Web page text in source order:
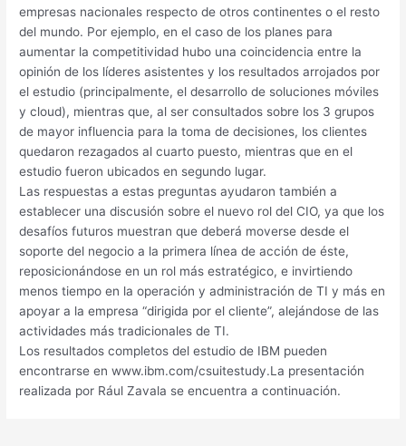
empresas nacionales respecto de otros continentes o el resto
del mundo. Por ejemplo, en el caso de los planes para
aumentar la competitividad hubo una coincidencia entre la
opinión de los líderes asistentes y los resultados arrojados por
el estudio (principalmente, el desarrollo de soluciones móviles
y cloud), mientras que, al ser consultados sobre los 3 grupos
de mayor influencia para la toma de decisiones, los clientes
quedaron rezagados al cuarto puesto, mientras que en el
estudio fueron ubicados en segundo lugar.
Las respuestas a estas preguntas ayudaron también a
establecer una discusión sobre el nuevo rol del CIO, ya que los
desafíos futuros muestran que deberá moverse desde el
soporte del negocio a la primera línea de acción de éste,
reposicionándose en un rol más estratégico, e invirtiendo
menos tiempo en la operación y administración de TI y más en
apoyar a la empresa “dirigida por el cliente”, alejándose de las
actividades más tradicionales de TI.
Los resultados completos del estudio de IBM pueden
encontrarse en www.ibm.com/csuitestudy.La presentación
realizada por Rául Zavala se encuentra a continuación.